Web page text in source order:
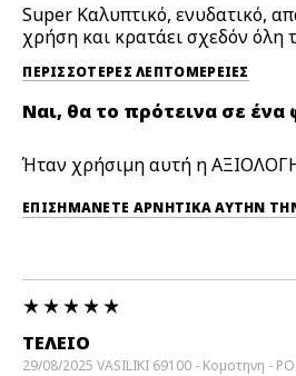
Super Καλυπτικό, ενυδατικό,
χρήση και κρατάει σχεδόν όλη
ΠΕΡΙΣΣΌΤΕΡΕΣ ΛΕΠΤΟΜΈΡΕΙΕΣ
Ναι, θα το πρότεινα σε ένα
Ήταν χρήσιμη αυτή η
ΕΠΙΣΗΜΆΝΕΤΕ
ΤΕΛΕΙΟ
29/08/2025 VASILIKI 69100 - Κομοτηνη -